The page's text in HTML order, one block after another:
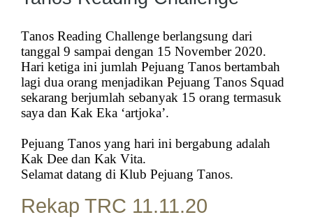
Tanos Reading Challenge berlangsung dari
tanggal 9 sampai dengan 15 November 2020.
Hari ketiga ini jumlah Pejuang Tanos bertambah
lagi dua orang menjadikan Pejuang Tanos Squad
sekarang berjumlah sebanyak 15 orang termasuk
saya dan Kak Eka ‘artjoka’.
Pejuang Tanos yang hari ini bergabung adalah
Kak Dee dan Kak Vita.
Selamat datang di Klub Pejuang Tanos.
Rekap TRC 11.11.20